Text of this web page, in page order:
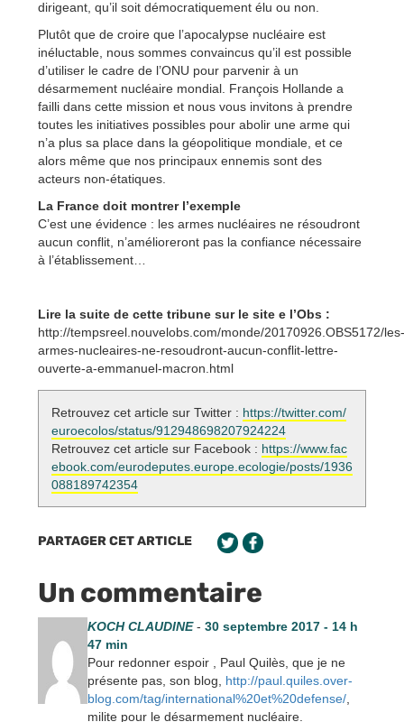
dirigeant, qu’il soit démocratiquement élu ou non.
Plutôt que de croire que l’apocalypse nucléaire est
inéluctable, nous sommes convaincus qu’il est possible
d’utiliser le cadre de l’ONU pour parvenir à un
désarmement nucléaire mondial. François Hollande a
failli dans cette mission et nous vous invitons à prendre
toutes les initiatives possibles pour abolir une arme qui
n’a plus sa place dans la géopolitique mondiale, et ce
alors même que nos principaux ennemis sont des
acteurs non-étatiques.
La France doit montrer l’exemple
C’est une évidence : les armes nucléaires ne résoudront
aucun conflit, n’amélioreront pas la confiance nécessaire
à l’établissement…
Lire la suite de cette tribune sur le site e l’Obs :
http://tempsreel.nouvelobs.com/monde/20170926.OBS5172/les-
armes-nucleaires-ne-resoudront-aucun-conflit-lettre-
ouverte-a-emmanuel-macron.html
Retrouvez cet article sur Twitter : https://twitter.com/
euroecolos/status/912948698207924224
Retrouvez cet article sur Facebook : https://www.fac
ebook.com/eurodeputes.europe.ecologie/posts/1936
088189742354
PARTAGER CET ARTICLE
Un commentaire
KOCH CLAUDINE- 30 septembre 2017 - 14 h
47 min
Pour redonner espoir , Paul Quilès, que je ne
présente pas, son blog, http://paul.quiles.over-
blog.com/tag/international%20et%20defense/,
milite pour le désarmement nucléaire.